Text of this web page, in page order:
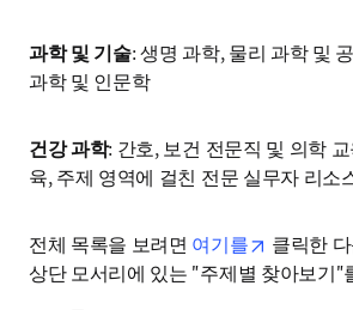
과학 및 기술: 생명 과학, 물리 과학 및
과학 및 인문학
건강 과학: 간호, 보건 전문직 및 의학
육, 주제 영역에 걸친 전문 실무자 리소
전체 목록을 보려면 여기를 opens in
클릭한
상단 모서리에 있는 "주제별 찾아보기"